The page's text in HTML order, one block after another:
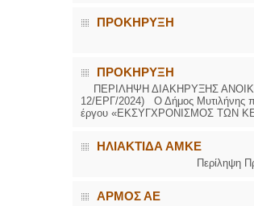
ΠΡΟΚΗΡΥΞΗ
ΠΡΟΚΗΡΥΞΗ
ΠΕΡΙΛΗΨΗ ΔΙΑΚΗΡΥΞΗΣ
12/ΕΡΓ/2024) Ο Δήμος Μυτιλήνης
έργου «ΕΚΣΥΓΧΡΟΝΙΣΜΟΣ ΤΩΝ
ΗΛΙΑΚΤΙΔΑ ΑΜΚΕ
Περίληψη Προκήρυξης (21/
ΑΡΜΟΣ ΑΕ